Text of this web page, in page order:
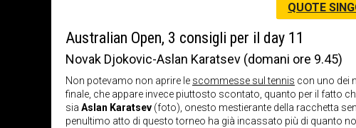
QUOTE
Australian Open, 3 consigli per il day 11
Novak Djokovic-Aslan Karatsev (domani ore 9.45)
Non potevamo non aprire le scommesse sul tennis con uno dei
finale, che appare invece piuttosto scontato, quanto per il fatto
sia Aslan Karatsev (foto), onesto mestierante della racchetta
penultimo atto di questo torneo ha già incassato più di quanto